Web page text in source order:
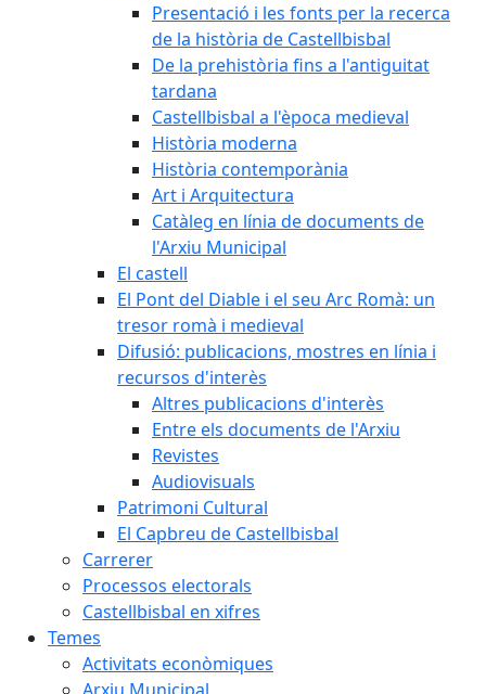
Presentació i les fonts per la recerca
de la història de Castellbisbal
De la prehistòria fins a l'antiguitat
tardana
Castellbisbal a l'època medieval
Història moderna
Història contemporània
Art i Arquitectura
Catàleg en línia de documents de
l'Arxiu Municipal
El castell
El Pont del Diable i el seu Arc Romà: un
tresor romà i medieval
Difusió: publicacions, mostres en línia i
recursos d'interès
Altres publicacions d'interès
Entre els documents de l'Arxiu
Revistes
Audiovisuals
Patrimoni Cultural
El Capbreu de Castellbisbal
Carrerer
Processos electorals
Castellbisbal en xifres
Temes
Activitats econòmiques